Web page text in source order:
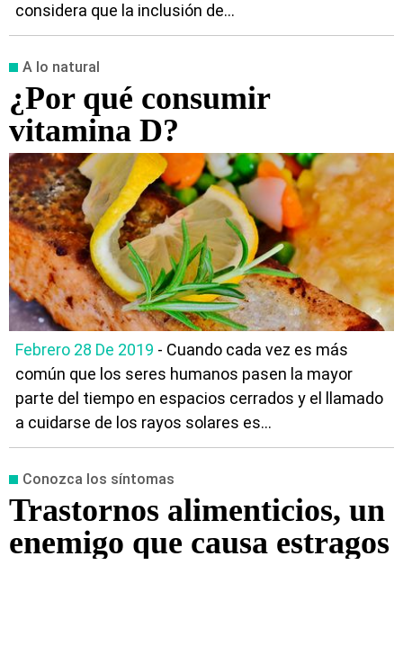
considera que la inclusión de...
A lo natural
¿Por qué consumir
vitamina D?
Febrero 28 De 2019 - Cuando cada vez es más
común que los seres humanos pasen la mayor
parte del tiempo en espacios cerrados y el llamado
a cuidarse de los rayos solares es...
Conozca los síntomas
Trastornos alimenticios, un
enemigo que causa estragos